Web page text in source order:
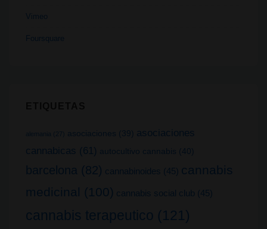
Vimeo
Foursquare
alemania (27) asociaciones (39)
asociaciones
cannabicas (61) autocultivo cannabis (40)
barcelona (82) cannabinoides (45) cannabis
medicinal (100) cannabis social club (45)
cannabis terapeutico (121)